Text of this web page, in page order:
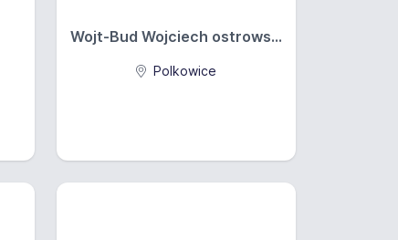
Wojt-Bud Wojciech ostrows...
Polkowice